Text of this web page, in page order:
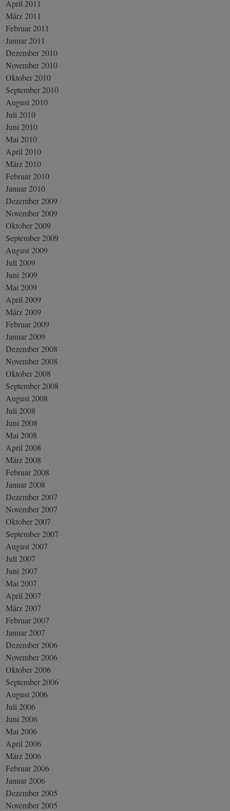
April 2011
März 2011
Februar 2011
Januar 2011
Dezember 2010
November 2010
Oktober 2010
September 2010
August 2010
Juli 2010
Juni 2010
Mai 2010
April 2010
März 2010
Februar 2010
Januar 2010
Dezember 2009
November 2009
Oktober 2009
September 2009
August 2009
Juli 2009
Juni 2009
Mai 2009
April 2009
März 2009
Februar 2009
Januar 2009
Dezember 2008
November 2008
Oktober 2008
September 2008
August 2008
Juli 2008
Juni 2008
Mai 2008
April 2008
März 2008
Februar 2008
Januar 2008
Dezember 2007
November 2007
Oktober 2007
September 2007
August 2007
Juli 2007
Juni 2007
Mai 2007
April 2007
März 2007
Februar 2007
Januar 2007
Dezember 2006
November 2006
Oktober 2006
September 2006
August 2006
Juli 2006
Juni 2006
Mai 2006
April 2006
März 2006
Februar 2006
Januar 2006
Dezember 2005
November 2005